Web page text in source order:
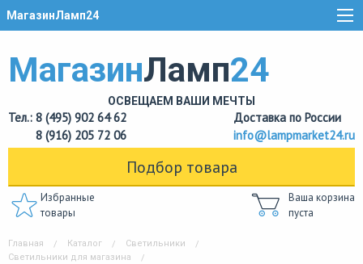
МагазинЛамп24
МагазинЛамп24
ОСВЕЩАЕМ ВАШИ МЕЧТЫ
Тел.: 8 (495) 902 64 62
8 (916) 205 72 06
Доставка по России
info@lampmarket24.ru
Подбор товара
Избранные
товары
Ваша корзина
пуста
Главная Каталог
Светильники
Светильники для магазина